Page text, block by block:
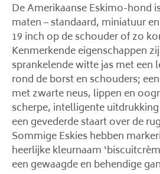
De Amerikaanse Eskimo-hond
maten – standaard, miniatuur
19 inch op de schouder of zo
Kenmerkende eigenschappen
sprankelende witte jas met een
rond de borst en schouders;
met zwarte neus, lippen en
scherpe, intelligente
een gevederde staart over de
Sommige Eskies hebben
heerlijke kleurnaam
een gewaagde en behendige